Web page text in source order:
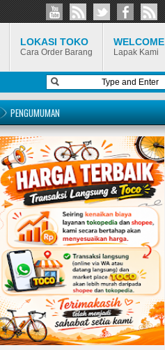
WELCOME
Lapak Kami
LOKASI TOKO
Cara Order Barang
PENGUMUMAN